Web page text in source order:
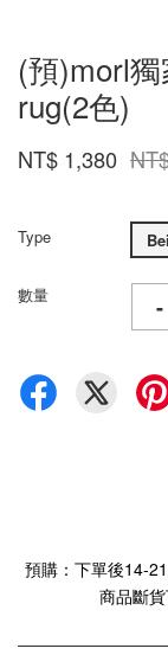
(預)morl
rug(2色)
NT$ 1,380
Type
數量 -
預購：下單後14-
商品斷